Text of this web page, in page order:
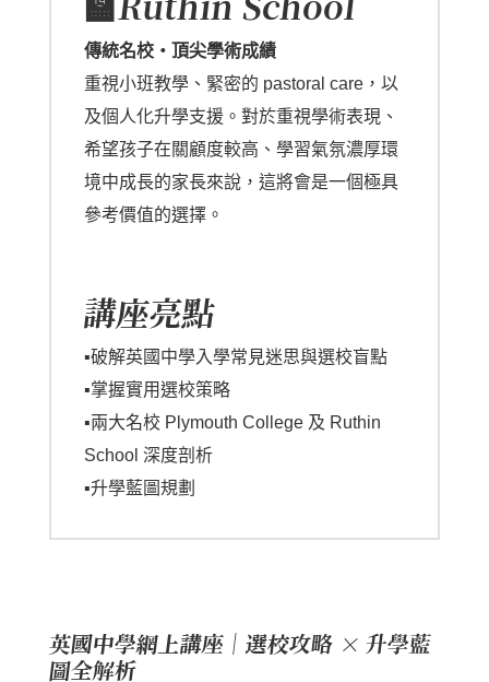
🏫Ruthin School
傳統名校・頂尖學術成績
重視小班教學、緊密的 pastoral care，以
及個人化升學支援。對於重視學術表現、
希望孩子在關顧度較高、學習氣氛濃厚環
境中成長的家長來說，這將會是一個極具
參考價值的選擇。
講座亮點
▪️破解英國中學入學常見迷思與選校盲點
▪️掌握實用選校策略
▪️兩大名校 Plymouth College 及 Ruthin
School 深度剖析
▪️升學藍圖規劃
英國中學網上講座｜選校攻略 × 升學藍
圖全解析